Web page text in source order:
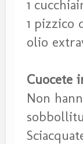
1
1 pizzico
olio
Cuocete
Non